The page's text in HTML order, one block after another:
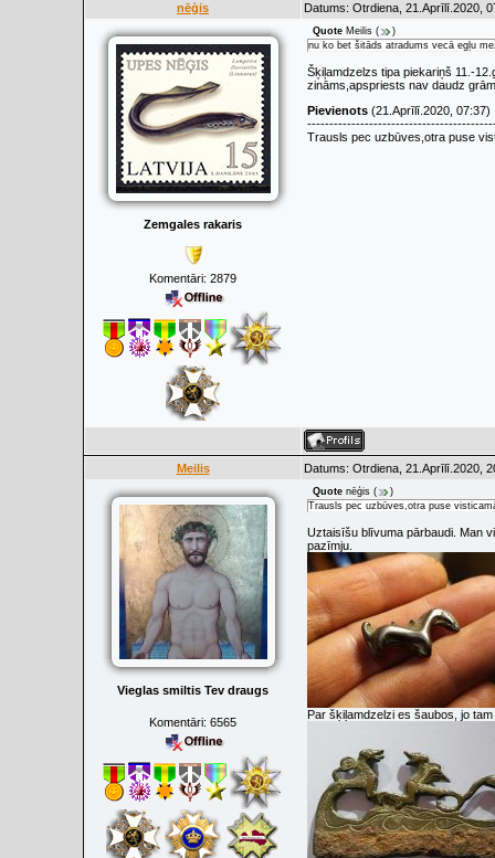
nēģis Datums: Otrdiena, 21.Aprīlī.2020,
Zemgales rakaris
Komentāri: 2879
Quote Meilis (
)
nu ko bet šitāds atradums vecā egļu
Šķiļamdzelzs tipa piekariņš 11.-
zināms,apspriests nav daudz
Pievienots (21.Aprīlī.2020, 07:37)
Trausls pec uzbūves,otra puse
Meilis Datums: Otrdiena, 21.Aprīlī.2020,
Vieglas smiltis Tev draugs
Komentāri: 6565
Quote nēģis (
)
Trausls pec uzbūves,otra puse
Uztaisīšu blīvuma pārbaudi. Man
pazīmju.
Par šķiļamdzelzi es šaubos, jo